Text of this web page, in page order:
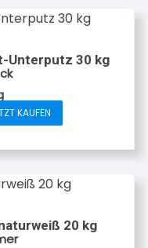
Unterputz 30 kg
KAUFEN
20 kg